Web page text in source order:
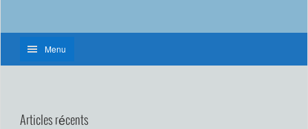
Menu
Articles récents